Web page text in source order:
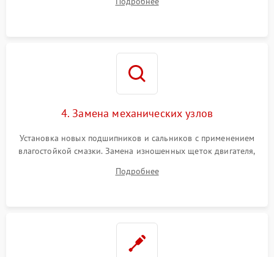
Восстановление целостности проводки и контактов.
4. Замена механических узлов
Установка новых подшипников и сальников с применением
влагостойкой смазки. Замена изношенных щеток двигателя,
или поврежденной резиновой манжеты.
Подробнее